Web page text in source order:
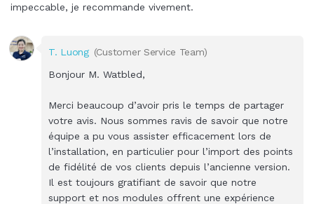
impeccable, je recommande vivement.
T. Luong (Customer Service Team)
Bonjour M. Watbled,
Merci beaucoup d’avoir pris le temps de partager
votre avis. Nous sommes ravis de savoir que notre
équipe a pu vous assister efficacement lors de
l’installation, en particulier pour l’import des points
de fidélité de vos clients depuis l’ancienne version.
Il est toujours gratifiant de savoir que notre
support et nos modules offrent une expérience